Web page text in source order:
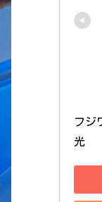
フジ
光